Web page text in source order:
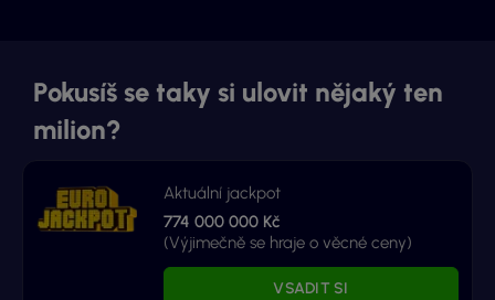
Pokusíš se taky si ulovit nějaký ten
milion?
Aktuální jackpot
774 000 000 Kč
(Výjimečně se hraje o věcné ceny)
VSADIT SI